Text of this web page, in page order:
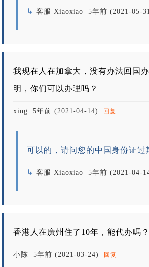
客服 Xiaoxiao 5年前 (2021-05-
我现在人在加拿大，没有办法回国
明，你们可以办理吗？
xing 5年前 (2021-04-14) 回复
可以的，请问您的中国身份证过
客服 Xiaoxiao 5年前 (2021-04-
香港人在廣州住了10年，能代办嗎？
小陈 5年前 (2021-03-24) 回复